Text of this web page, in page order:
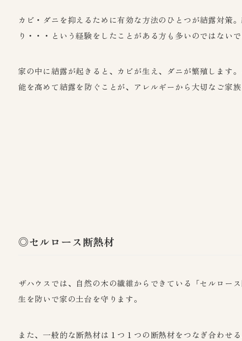
カビ・ダニを抑えるために有効な方法のひとつが結露対策
り・・・という経験をしたことがある方も多いのではない
家の中に結露が起きると、カビが生え、ダニが繁殖します
能を高めて結露を防ぐことが、アレルギーから大切なご家族
◎セルロース断熱材
ザハウスでは、自然の木の繊維からできている「セルロー
生を防いで家の土台を守ります。
また、一般的な断熱材は１つ１つの断熱材をつなぎ合わせ